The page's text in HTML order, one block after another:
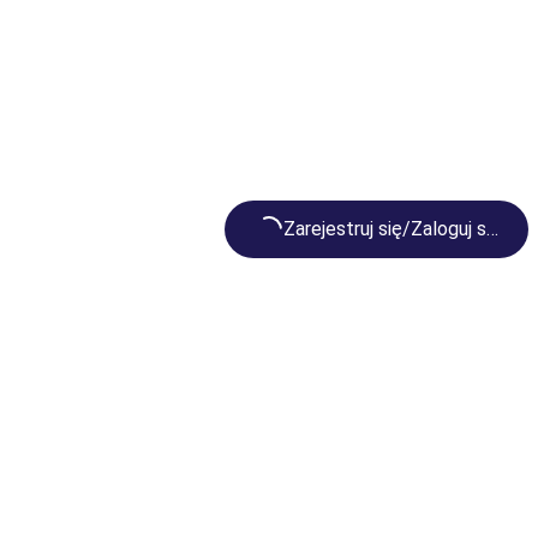
Loading...
Zarejestruj się/Zaloguj się